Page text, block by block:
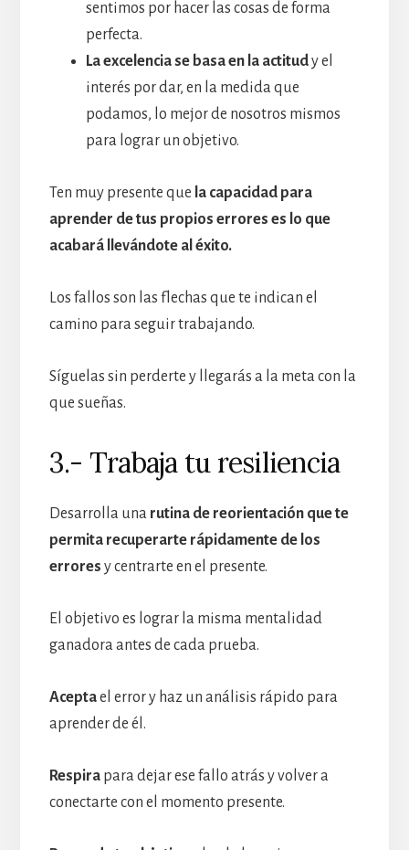
sentimos por hacer las cosas de forma
perfecta.
La excelencia se basa en la actitudy el
interés por dar, en la medida que
podamos, lo mejor de nosotros mismos
para lograr un objetivo.
Ten muy presente que la capacidad para
aprender de tus propios errores es lo que
acabará llevándote al éxito.
Los fallos son las flechas que te indican el
camino para seguir trabajando.
Síguelas sin perderte y llegarás a la meta con la
que sueñas.
3.- Trabaja tu resiliencia
Desarrolla una rutina de reorientación que te
permita recuperarte rápidamente de los
errores y centrarte en el presente.
El objetivo es lograr la misma mentalidad
ganadora antes de cada prueba.
Aceptael error y haz un análisis rápido para
aprender de él.
Respirapara dejar ese fallo atrás y volver a
conectarte con el momento presente.